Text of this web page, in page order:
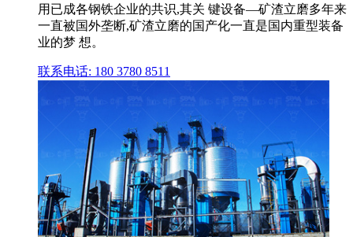
用已成各钢铁企业的共识,其关 键设备—矿渣立磨多年来
一直被国外垄断,矿渣立磨的国产化一直是国内重型装备
业的梦 想。
联系电话: 180 3780 8511